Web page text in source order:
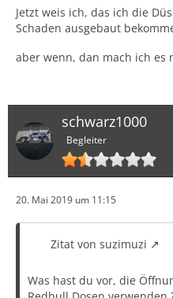
2a)Das Handschuhfach
2b)Von der Seite des
der mittleren
drücken und lösen.
2d)Armaturenbrett
4)Die Abdeckung für die
Armaturenbretts auf der
Jetzt weis ich, das ich die
Schaden ausgebaut
aber wenn, dan mach ich es
schwarz1000
Begleiter
20. Mai 2019 um 11:15
Zitat von suzimuzi
Was hast du vor, die